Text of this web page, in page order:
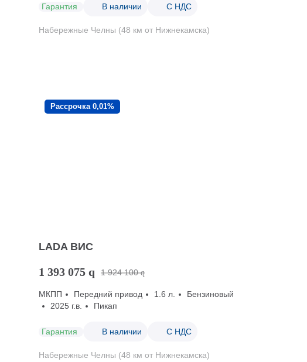
Гарантия В наличии С НДС
Набережные Челны (48 км от Нижнекамска)
Рассрочка 0,01%
LADA ВИС
1 393 075 q 1 924 100 q
МКПП Передний привод 1.6 л.
Бензиновый
2025 г.в.
Пикап
Гарантия В наличии С НДС
Набережные Челны (48 км от Нижнекамска)